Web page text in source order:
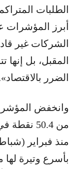
الطلبات
أبرز المؤشرات
الشركات غير
المقبل، بل إنها
الضرر
من 50.4
منذ فبراير
بأسرع وتيرة